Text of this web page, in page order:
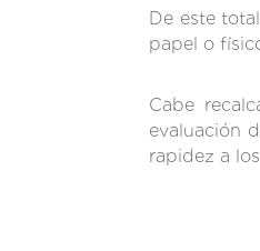
De este
papel o
Cabe
evaluación
rapidez a